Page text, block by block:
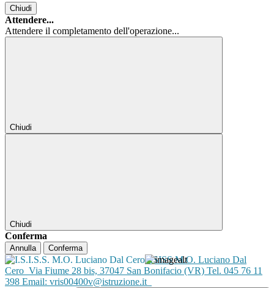
Chiudi
Attendere...
Attendere il completamento dell'operazione...
Chiudi
Chiudi
Conferma
Annulla Conferma
ISISS M.O. Luciano Dal
Cero Via Fiume 28 bis, 37047 San Bonifacio (VR) Tel. 045 76 11
398 Email: vris00400v@istruzione.it